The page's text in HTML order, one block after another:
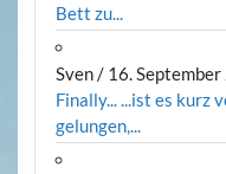
Bett zu...
Sven/ 16.
Finally... ...ist es kurz
gelungen,...